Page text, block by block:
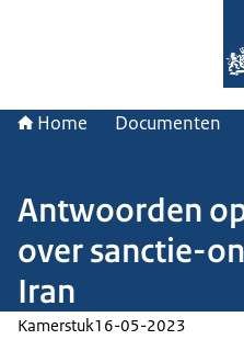
Home Documenten
Antwoorden
over sanctie-
Iran
Kamerstuk16-05-2023